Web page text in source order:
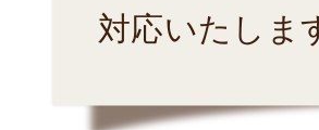
対応いたしま